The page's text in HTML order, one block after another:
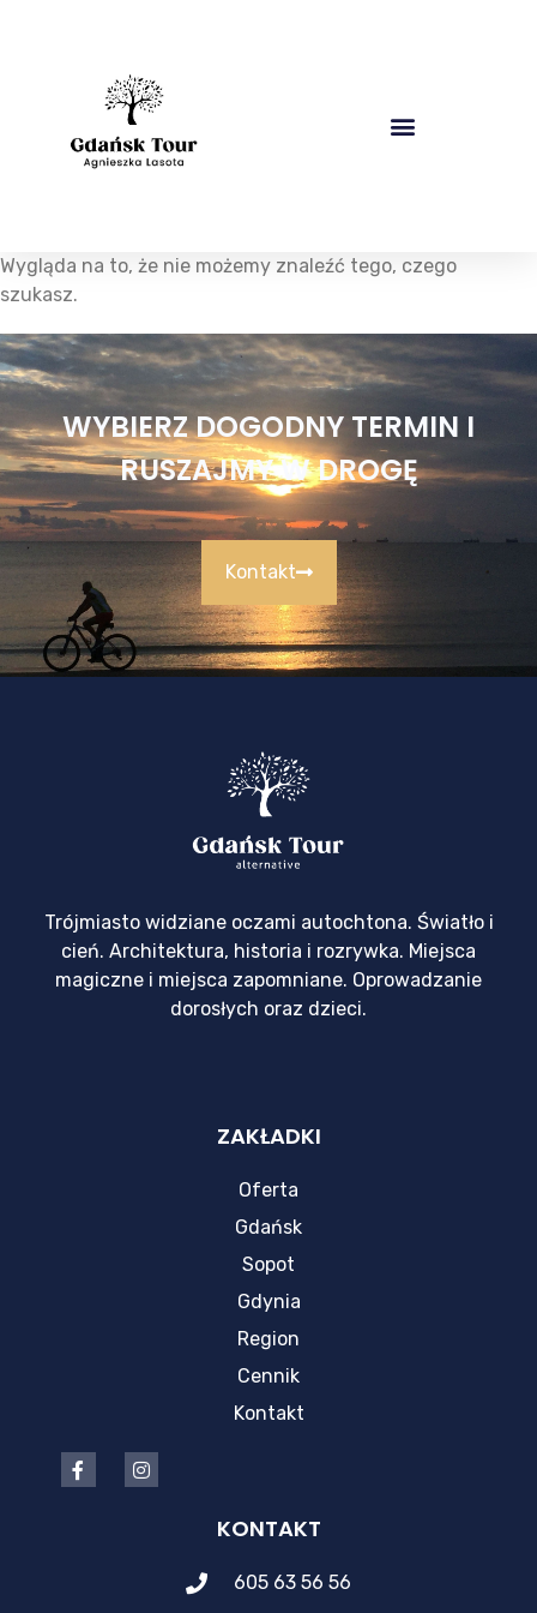
Wygląda na to, że nie możemy znaleźć tego, czego
szukasz.
WYBIERZ DOGODNY TERMIN I
RUSZAJMY W DROGĘ
Kontakt
Trójmiasto widziane oczami autochtona. Światło i
cień. Architektura, historia i rozrywka. Miejsca
magiczne i miejsca zapomniane. Oprowadzanie
dorosłych oraz dzieci.
ZAKŁADKI
Oferta
Gdańsk
Sopot
Gdynia
Region
Cennik
Kontakt
KONTAKT
605 63 56 56